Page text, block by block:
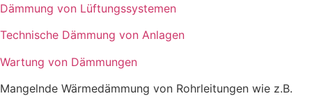
Dämmung von Lüftungssystemen
Technische Dämmung von Anlagen
Wartung von Dämmungen
Mangelnde Wärmedämmung von Rohrleitungen wie z.B.